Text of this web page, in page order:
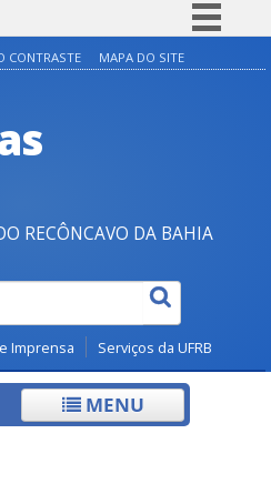
Simplifique!
Canais
CONTRASTE MAPA DO SITE
RECÔNCAVO DA BAHIA
Imprensa Serviços da UFRB
MENU